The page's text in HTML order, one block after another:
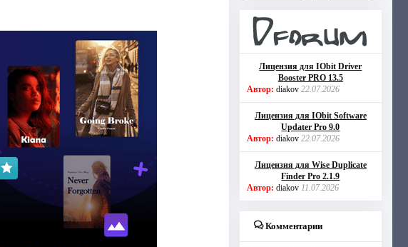
Лицензия для IObit Driver
Booster PRO 13.5
Автор: diakov 22.07.2026
Лицензия для IObit Software
Updater Pro 9.0
Автор: diakov 22.07.2026
Лицензия для Wise Duplicate
Finder Pro 2.1.9
Автор: diakov 11.07.2026
Комментарии